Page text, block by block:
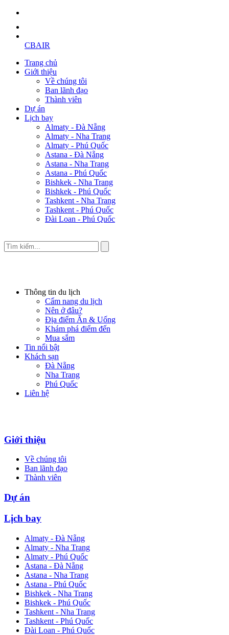
CBAIR
Trang chủ
Giới thiệu
Về chúng tôi
Ban lãnh đạo
Thành viên
Dự án
Lịch bay
Almaty - Đà Nẵng
Almaty - Nha Trang
Almaty - Phú Quốc
Astana - Đà Nẵng
Astana - Nha Trang
Astana - Phú Quốc
Bishkek - Nha Trang
Bishkek - Phú Quốc
Tashkent - Nha Trang
Tashkent - Phú Quốc
Đài Loan - Phú Quốc
Thông tin du lịch
Cẩm nang du lịch
Nên ở đâu?
Địa điểm Ăn & Uống
Khám phá điểm đến
Mua sắm
Tin nổi bật
Khách sạn
Đà Nẵng
Nha Trang
Phú Quốc
Liên hệ
Giới thiệu
Về chúng tôi
Ban lãnh đạo
Thành viên
Dự án
Lịch bay
Almaty - Đà Nẵng
Almaty - Nha Trang
Almaty - Phú Quốc
Astana - Đà Nẵng
Astana - Nha Trang
Astana - Phú Quốc
Bishkek - Nha Trang
Bishkek - Phú Quốc
Tashkent - Nha Trang
Tashkent - Phú Quốc
Đài Loan - Phú Quốc